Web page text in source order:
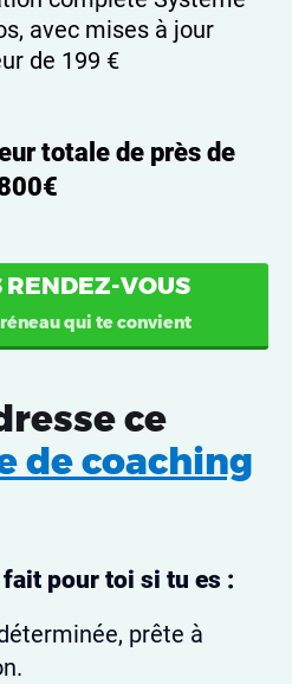
avec mises à jour
de 199 €
totale de près de
RENDEZ-VOUS
qui te convient
ce
de coaching
pour toi si tu es :
prête à